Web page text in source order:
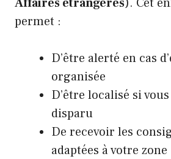
permet :
D’être alerté en cas
organisée
D’être localisé si
disparu
De recevoir les
adaptées à votre zone